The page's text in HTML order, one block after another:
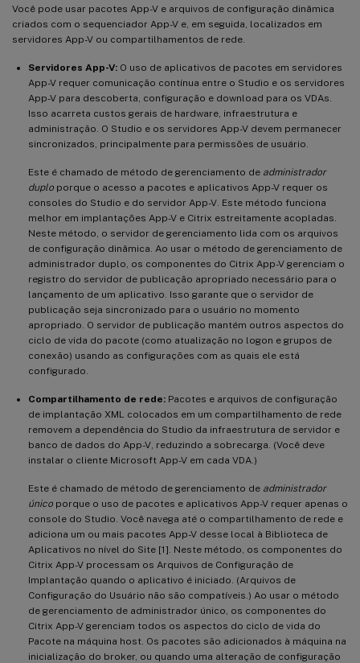
Você pode usar pacotes App-V e arquivos de configuração dinâmica
criados com o sequenciador App-V e, em seguida, localizados em
servidores App-V ou compartilhamentos de rede.
Servidores App-V: O uso de aplicativos de pacotes em servidores
App-V requer comunicação contínua entre o Studio e os servidores
App-V para descoberta, configuração e download para os VDAs.
Isso acarreta custos gerais de hardware, infraestrutura e
administração. O Studio e os servidores App-V devem permanecer
sincronizados, principalmente para permissões de usuário.
Este é chamado de método de gerenciamento de administrador
duplo porque o acesso a pacotes e aplicativos App-V requer os
consoles do Studio e do servidor App-V. Este método funciona
melhor em implantações App-V e Citrix estreitamente acopladas.
Neste método, o servidor de gerenciamento lida com os arquivos
de configuração dinâmica. Ao usar o método de gerenciamento de
administrador duplo, os componentes do Citrix App-V gerenciam o
registro do servidor de publicação apropriado necessário para o
lançamento de um aplicativo. Isso garante que o servidor de
publicação seja sincronizado para o usuário no momento
apropriado. O servidor de publicação mantém outros aspectos do
ciclo de vida do pacote (como atualização no logon e grupos de
conexão) usando as configurações com as quais ele está
configurado.
Compartilhamento de rede: Pacotes e arquivos de configuração
de implantação XML colocados em um compartilhamento de rede
removem a dependência do Studio da infraestrutura de servidor e
banco de dados do App-V, reduzindo a sobrecarga. (Você deve
instalar o cliente Microsoft App-V em cada VDA.)
Este é chamado de método de gerenciamento de administrador
único porque o uso de pacotes e aplicativos App-V requer apenas o
console do Studio. Você navega até o compartilhamento de rede e
adiciona um ou mais pacotes App-V desse local à Biblioteca de
Aplicativos no nível do Site [1]. Neste método, os componentes do
Citrix App-V processam os Arquivos de Configuração de
Implantação quando o aplicativo é iniciado. (Arquivos de
Configuração do Usuário não são compatíveis.) Ao usar o método
de gerenciamento de administrador único, os componentes do
Citrix App-V gerenciam todos os aspectos do ciclo de vida do
Pacote na máquina host. Os pacotes são adicionados à máquina na
inicialização do broker, ou quando uma alteração de configuração